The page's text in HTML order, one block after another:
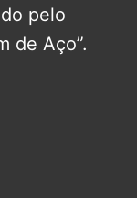
pelo
de Aço”.